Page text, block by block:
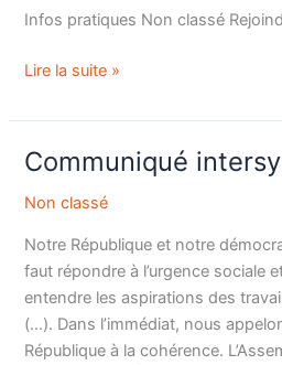
Infos pratiques Non classé
Lire la suite »
Communiqué
Non classé
Notre République et notre
faut répondre à l’urgence sociale
entendre les aspirations des
(…). Dans l’immédiat, nous
République à la cohérence.
Communiqué